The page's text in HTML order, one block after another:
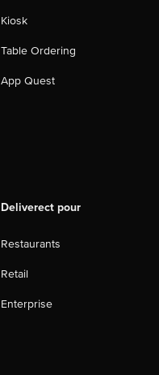
Kiosk
Table Ordering
App Quest
Deliverect pour
Restaurants
Retail
Enterprise